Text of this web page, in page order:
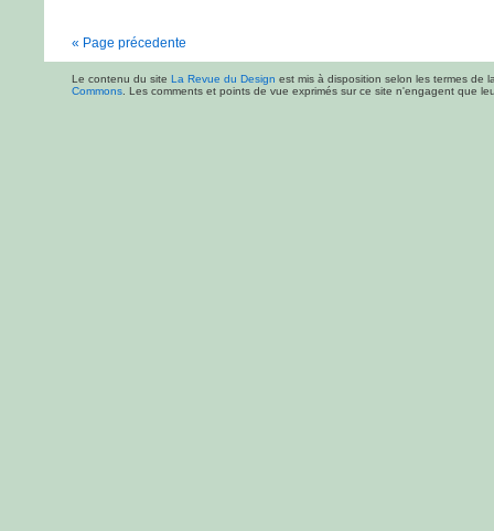
« Page précedente
Le contenu du site La Revue du Design est mis à disposition selon les termes de
Commons . Les comments et points de vue exprimés sur ce site n'engagent que